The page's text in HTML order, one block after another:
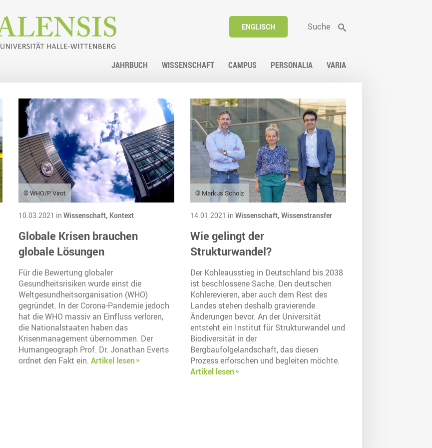
ENGLISCH Suche
JAHRBUCH WISSENSCHAFT CAMPUS PERSONALIA VARIA
© WHO/P. Virot
10.03.2021 in Wissenschaft, Kontext
Globale Krisen brauchen
globale Lösungen
Für die Bewertung globaler
Gesundheitsrisiken wurde einst die
Weltgesundheitsorganisation (WHO)
gegründet. In der Corona-Pandemie jedoch
hat die WHO massiv an Einfluss verloren,
die Nationalstaaten haben das
Krisenmanagement übernommen. Der
Humangeograph Prof. Dr. Jonathan Everts
ordnet den Fakt ein. Artikel lesen
© Markus Scholz
14.01.2021 in Wissenschaft, Wissenstransfer
Wie gelingt der
Strukturwandel?
Der Kohleausstieg in Deutschland bis 2038
ist beschlossene Sache. Den deutschen
Kohlerevieren, aber auch dem Rest des
Landes stehen deshalb gravierende
Änderungen bevor. An der Universität
entsteht ein Institut für Strukturwandel und
Biodiversität in der
Bergbaufolgelandschaft, das diesen
Prozess erforschen und begleiten möchte.
Artikel lesen